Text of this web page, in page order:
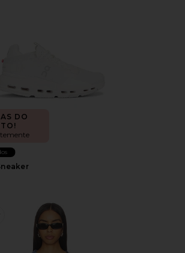
DO
Horizon Long Sleeve Top